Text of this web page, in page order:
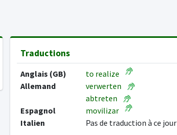
Traductions
Anglais (GB)
to realize
Allemand
verwerten
abtreten
Espagnol
movilizar
Italien
Pas de traduction à ce jour